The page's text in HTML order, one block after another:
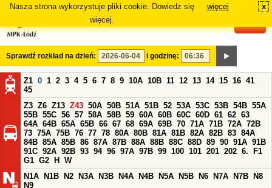
Nasza strona wykorzystuje pliki cookie. Dowiedz się
więcej.
więcej x
Sprawdź rozkład na dzień: i godzinę:
Z1 0 1 2 3 4 5 6 7 8 9 10A 10B 11 12 13 14 15 16 41
45
Z3 Z6 Z13 Z43 50A 50B 51A 51B 52 53A 53C 53B 54B 55A
55B 55C 56 57 58A 58B 59 60A 60B 60C 60D 61 62 63
64A 64B 65A 65B 66 67 68 69A 69B 70 71A 71B 72A 72B
73 75A 75B 76 77 78 80A 80B 81A 81B 82A 82B 83 84A
84B 85A 85B 86 87A 87B 88A 88B 88C 88D 89 90 91A 91B
91C 92A 92B 93 94 96 97A 97B 99 100 101 201 202 6.
F1
G1 G2 H
W
N1A
N1B N2 N3A N3B N4A N4B N5A N5B N6 N7A N7B
N8
N9